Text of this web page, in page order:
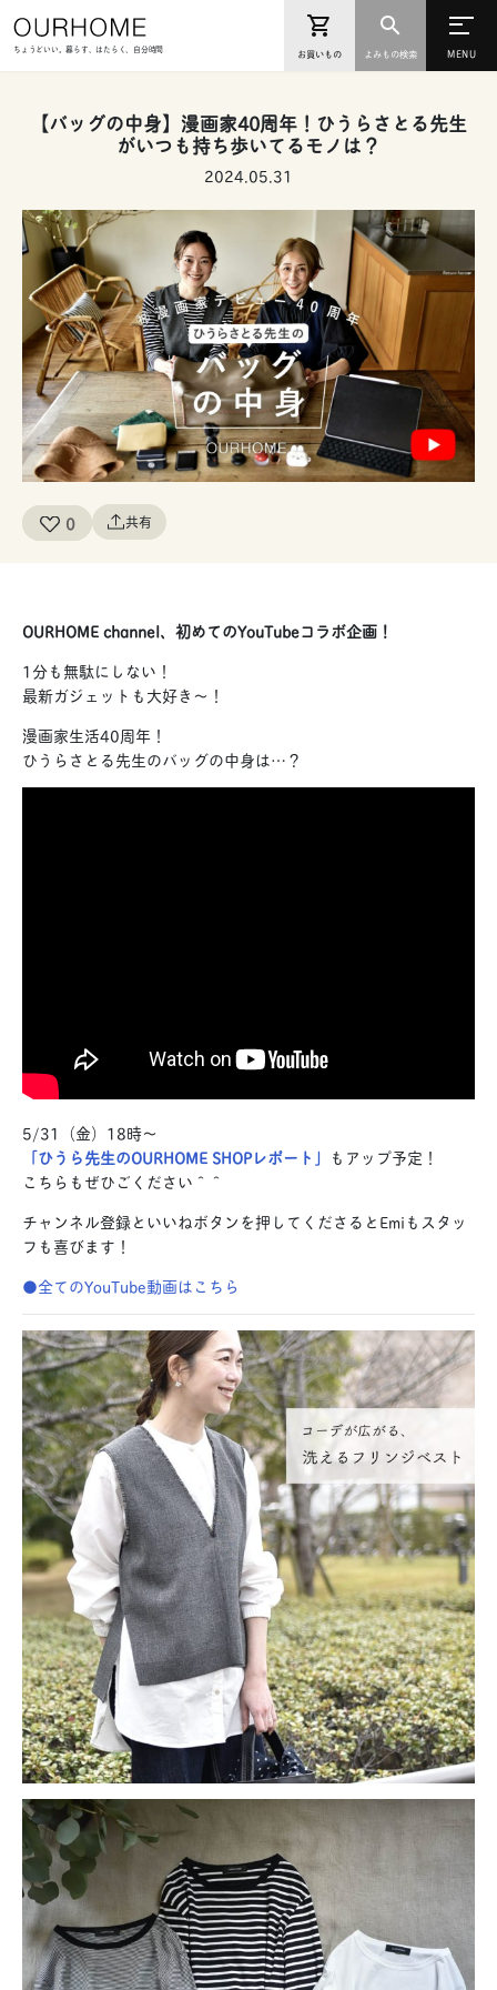
ちょうどいい。暮らす、はたらく、自分時間
【バッグの中身】漫画家40周年！ひうらさとる先生
がいつも持ち歩いてるモノは？
2024.05.31
0 共有
OURHOME channel、初めてのYouTubeコラボ企画！
1分も無駄にしない！
最新ガジェットも大好き〜！
漫画家生活40周年！
ひうらさとる先生のバッグの中身は…？
5/31（金）18時〜
「ひうら先生のOURHOME SHOPレポート」 もアップ予定！
こちらもぜひごください＾＾
チャンネル登録といいねボタンを押してくださるとEmiもスタッ
フも喜びます！
●全てのYouTube動画はこちら
お買いもの よみもの検索